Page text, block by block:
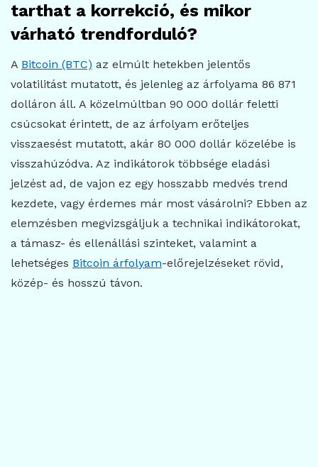
tarthat a korrekció, és mikor
várható trendforduló?
A Bitcoin (BTC) az elmúlt hetekben jelentős
volatilitást mutatott, és jelenleg az árfolyama 86 871
dolláron áll. A közelmúltban 90 000 dollár feletti
csúcsokat érintett, de az árfolyam erőteljes
visszaesést mutatott, akár 80 000 dollár közelébe is
visszahúzódva. Az indikátorok többsége eladási
jelzést ad, de vajon ez egy hosszabb medvés trend
kezdete, vagy érdemes már most vásárolni? Ebben az
elemzésben megvizsgáljuk a technikai indikátorokat,
a támasz- és ellenállási szinteket, valamint a
lehetséges Bitcoin árfolyam-előrejelzéseket rövid,
közép- és hosszú távon.